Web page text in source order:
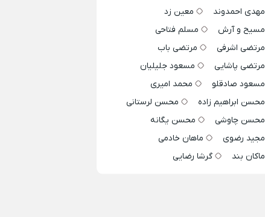
مهدی احمدوند
معین زد
مسیح و آرش
مسلم فتاحی
مرتضی اشرفی
مرتضی باب
مرتضی پاشایی
مسعود جلیلیان
مسعود صادقلو
محمد امیری
محسن ابراهیم زاده
محسن لرستانی
محسن چاوشی
محسن یگانه
مجید رضوی
ماهان خادمی
ماکان بند
گرشا رضایی